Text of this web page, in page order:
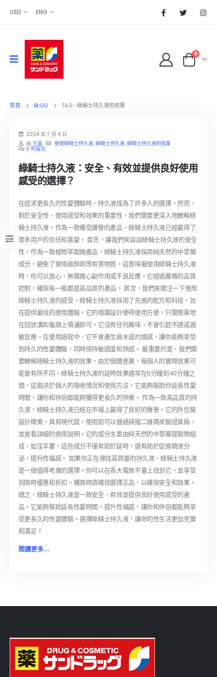
USD ENG
0
首頁 BLOG TAG -綠騎士持久液的效果
2024 年 7 月 4 日
由 王晶 使用綠騎士持久液, 綠騎士持久液, 綠騎士持久液的效果
0 則留言
綠騎士持久液：安全、有效並提供良好使用
感受的選擇？
在追求更長久的性愛體驗時，持久液成為了許多人的選擇。然而，
對於安全性、使用感受和效果的重要性，我們需要更深入地瞭解綠
騎士持久液。作為一款備受讚譽的產品，綠騎士持久液已經贏得了
眾多用戶的信任和喜愛。 首先，讓我們來談談綠騎士持久液的安全
性。作為一款植物萃取類產品，綠騎士持久液採用純天然的中草藥
成分，避免了使用麻醉劑等有害物質。這意味著使用綠騎士持久液
時，你可以放心，無需擔心副作用或不良反應。它經過嚴格的品質
控制，確保每一瓶都是高品質的產品。 其次，我們來關注一下使用
綠騎士持久液的感受。綠騎士持久液採用了先進的配方和科技，旨
在提供最佳的使用體驗。它的噴霧設計使得使用方便，只需簡單地
在冠狀溝和龜頭上噴灑即可。它沒有任何異味，不會引起不適或過
敏反應。在使用過程中，它不會產生麻木或灼燒感，讓你能夠享受
到持久的性愛體驗，同時保持敏感度和快感。 最重要的是，我們需
要瞭解綠騎士持久液的效果。由於個體差異，每個人的實際效果可
能會有所不同。綠騎士持久液的延時效果通常在5分鐘到40分鐘之
間，這取決於個人的吸收情況和使用方法。它能夠幫助你延長性愛
時間，讓你和伴侶都能夠獲得更長久的快樂。 作為一款高品質的持
久液，綠騎士持久液已經在市場上贏得了良好的聲譽。它的外包裝
設計精美，具有現代感，使用前可以通過掃描二維碼來驗證真偽，
並查看詳細的使用說明。它的成分主要由純天然的中草藥提取物組
成，如淫羊藿，這些成分不僅有助於延時，還有助於促進精液分
泌，提升性福感。 如果你正在尋找高質量的持久液，綠騎士持久液
是一個值得考慮的選擇。你可以在各大電商平臺上找到它，並享受
到限時優惠和折扣。購買時請確保選擇正品，以確保安全和效果。
總之，綠騎士持久液是一款安全、有效並提供良好使用感受的產
品。它能夠幫助延長性愛時間，提升性福感，讓你和伴侶都能夠享
受更長久的性愛體驗。選擇綠騎士持久液，讓你的性生活更加充實
和滿足！
閱讀更多...